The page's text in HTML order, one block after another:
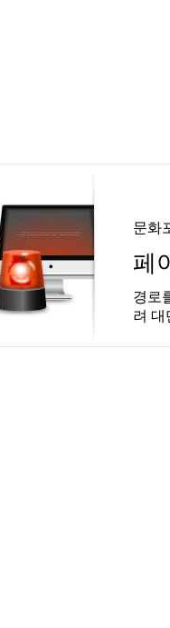
문화
페
경로
려 대